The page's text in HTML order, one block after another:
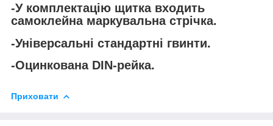
-У комплектацію щитка входить
самоклейна маркувальна стрічка.
-Універсальні стандартні гвинти.
-Оцинкована DIN-рейка.
Приховати